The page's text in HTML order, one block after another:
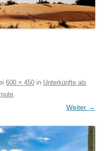
600 × 450 in Unterkünfte als
.
Weiter →